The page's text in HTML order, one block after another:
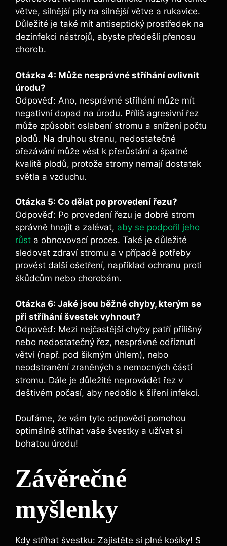
větve, silnější pily na silnější větve a rukavice.
Důležité je také mít antiseptický prostředek na
dezinfekci nástrojů, abyste předešli přenosu
chorob.
Otázka 4: Může nesprávné stříhání ovlivnit
úrodu?
Odpověď: Ano, nesprávné stříhání může mít
negativní dopad na úrodu. Příliš agresivní řez
může způsobit oslabení stromu a snížení počtu
plodů. Na druhou stranu, nedostatečné
ořezávání může vést k přerůstání a špatné
kvalitě plodů, protože stromy nemají dostatek
světla a vzduchu.
Otázka 5: Co dělat po provedení řezu?
Odpověď: Po provedení řezu je dobré strom
správně hnojit a zalévat, aby se podpořil jeho
růst a obnovovací proces. Také je důležité
sledovat zdraví stromu a v případě potřeby
provést další ošetření, například ochranu proti
škůdcům nebo chorobám.
Otázka 6: Jaké jsou běžné chyby, kterým se
při stříhání švestek vyhnout?
Odpověď: Mezi nejčastější chyby patří přílišný
nebo nedostatečný řez, nesprávné odříznutí
větví (např. pod šikmým úhlem), nebo
neodstranění zraněných a nemocných částí
stromu. Dále je důležité neprovádět řez v
deštivém počasí, aby nedošlo k šíření infekcí.
Doufáme, že vám tyto odpovědi pomohou
optimálně stříhat vaše švestky a užívat si
bohatou úrodu!
Závěrečné
myšlenky
Kdy stříhat švestku: Zajistěte si plné košíky! S